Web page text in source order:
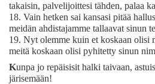
takaisin, palvelijoittesi tähden, palaa
18. Vain hetken sai kansasi pitää
meidän ahdistajamme tallaavat sinun
19. Nyt olemme kuin et koskaan olisi
meitä koskaan olisi pyhitetty sinun
Kunpa jo repäisisit halki taivaan,
järisemään!